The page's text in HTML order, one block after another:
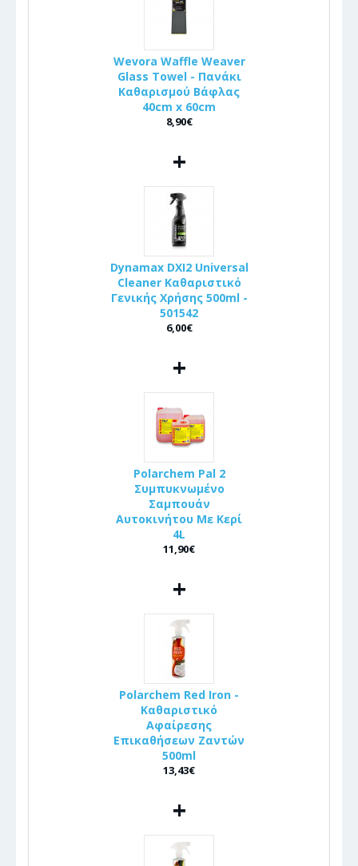
Wevora Waffle Weaver
Glass Towel - Πανάκι
Καθαρισμού Βάφλας
40cm x 60cm
8,90€
+
Dynamax DXI2 Universal
Cleaner Καθαριστικό
Γενικής Χρήσης 500ml -
501542
6,00€
+
Polarchem Pal 2
Συμπυκνωμένο
Σαμπουάν
Αυτοκινήτου Με Κερί
4L
11,90€
+
Polarchem Red Iron -
Καθαριστικό
Αφαίρεσης
Επικαθήσεων Ζαντών
500ml
13,43€
+